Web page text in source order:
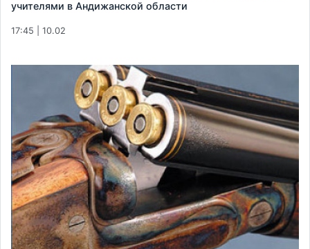
учителями в Андижанской области
17:45 | 10.02